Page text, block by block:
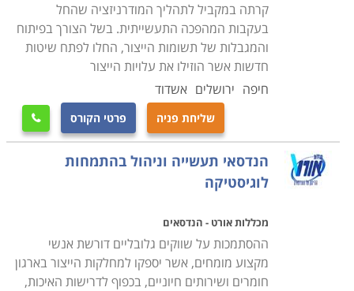
קרתה במקביל לתהליך המודרניזציה שהחל
בעקבות המהפכה התעשייתית. בשל הצורך בפיתוח
והמגבלות של תשומות הייצור, החלו לפתח שיטות
חדשות אשר הוזילו את עלויות הייצור
חיפה ירושלים אשדוד
שליחת פניה פרטי הקורס 
הנדסאי תעשייה וניהול בהתמחות
לוגיסטיקה
מכללות אורט - הנדסאים
ההסתמכות על שווקים גלובליים דורשת אנשי
מקצוע מומחים, אשר יספקו למחלקות הייצור בארגון
חומרים ושירותים חיוניים, בכפוף לדרישות האיכות,